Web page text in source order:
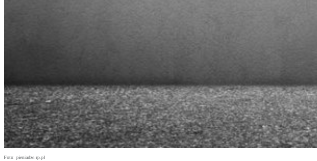
Foto: pieniadze.rp.pl